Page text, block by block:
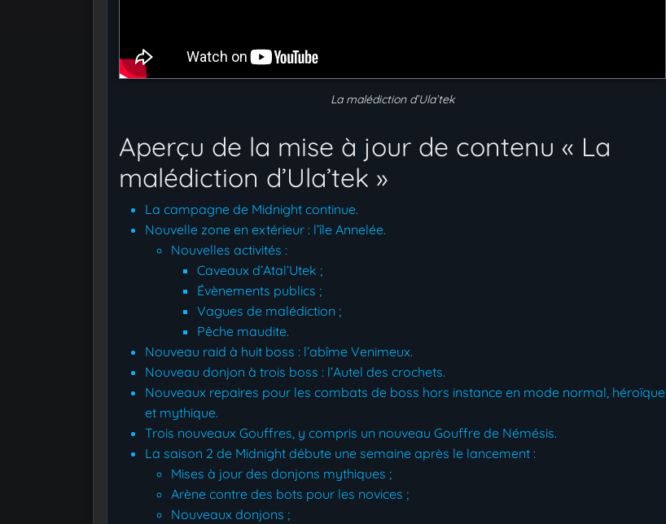
La malédiction d’Ula’tek
Aperçu de la mise à jour de contenu « La
malédiction d’Ula’tek »
La campagne de Midnight continue.
Nouvelle zone en extérieur : l’île Annelée.
Nouvelles activités :
Caveaux d’Atal’Utek ;
Évènements publics ;
Vagues de malédiction ;
Pêche maudite.
Nouveau raid à huit boss : l’abîme Venimeux.
Nouveau donjon à trois boss : l’Autel des crochets.
Nouveaux repaires pour les combats de boss hors instance en mode normal, héroïque
et mythique.
Trois nouveaux Gouffres, y compris un nouveau Gouffre de Némésis.
La saison 2 de Midnight débute une semaine après le lancement :
Mises à jour des donjons mythiques ;
Arène contre des bots pour les novices ;
Nouveaux donjons ;